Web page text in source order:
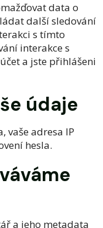
data o
další sledování
s tímto
interakce s
a jste přihlášeni
údaje
vaše adresa IP
hesla.
a jeho metadata